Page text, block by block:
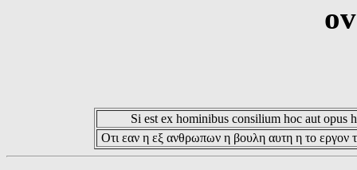
Si est ex hominibus consilium hoc aut opus
Οτι εαν η εξ ανθρωπων η βουλη αυτη η το εργον